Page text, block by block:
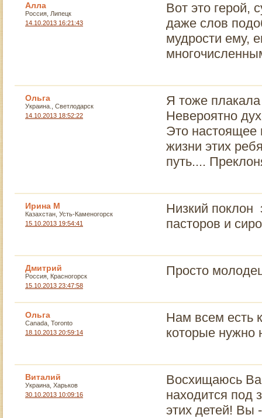
Алла
Россия, Липецк
14.10.2013 16:21:43
Вот это герой,
даже слов
мудрости ему,
Ольга
Украина., Светлодарск
14.10.2013 18:52:22
Я тоже плакала
Невероятно
Это настоящее
жизни этих
путь....
Ирина М
Казахстан, Усть-Каменогорск
15.10.2013 19:54:41
Низкий поклон
пасторов и
Дмитрий
Россия, Красногорск
15.10.2013 23:47:58
Просто
Ольга
Canada, Toronto
18.10.2013 20:59:14
Нам всем есть
которые нужно
Виталий
Украина, Харьков
30.10.2013 10:09:16
Восхищаюсь
находится под
этих детей! Вы